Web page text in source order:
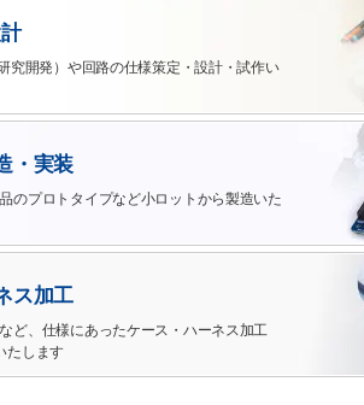
究開発）や回路の仕様策定・設計・試作い
・実装
のプロトタイプなど小ロットから製造いた
ス加工
ど、仕様にあったケース・ハーネス加工
たします